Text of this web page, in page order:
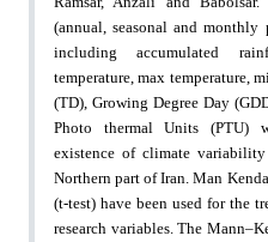
(annual, seasonal and
including accumulated
temperature, max temperature,
(TD), Growing Degree Day
Photo thermal Units (PTU)
existence of climate
Northern part of Iran. Man
(t-test) have been used for the
research variables.The